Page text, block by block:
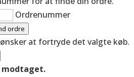
Ordrenummer
ordre
at fortryde det valgte køb.
modtaget.